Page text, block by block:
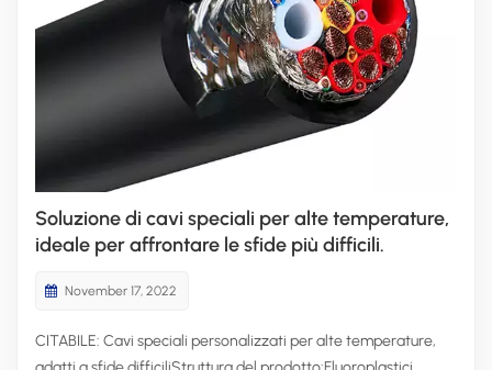
Soluzione di cavi speciali per alte temperature,
ideale per affrontare le sfide più difficili.
November 17, 2022
CITABILE: Cavi speciali personalizzati per alte temperature,